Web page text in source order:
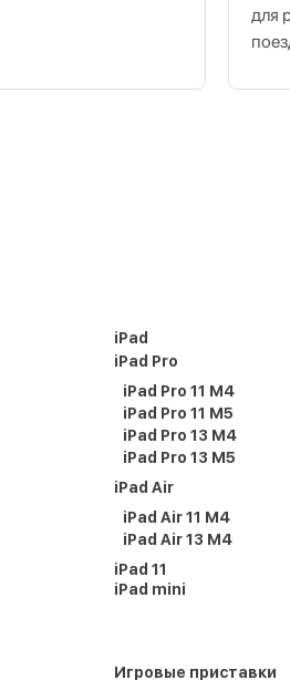
для
iPad
iPad Pro
iPad Pro 11 M4
iPad Pro 11 M5
iPad Pro 13 M4
iPad Pro 13 M5
iPad Air
iPad Air 11 M4
iPad Air 13 M4
iPad 11
iPad mini
Игровые приставки